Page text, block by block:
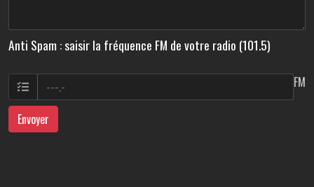
Anti Spam : saisir la fréquence FM de votre radio (101.5)
FM
Envoyer